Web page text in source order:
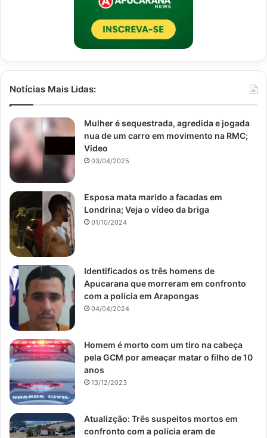
Notícias Mais Lidas:
Mulher é sequestrada, agredida e jogada
nua de um carro em movimento na RMC;
Vídeo
03/04/2025
Esposa mata marido a facadas em
Londrina; Veja o vídeo da briga
01/10/2024
Identificados os três homens de
Apucarana que morreram em confronto
com a polícia em Arapongas
04/04/2024
Homem é morto com um tiro na cabeça
pela GCM por ameaçar matar o filho de 10
anos
13/12/2023
Atualizção: Três suspeitos mortos em
confronto com a polícia eram de